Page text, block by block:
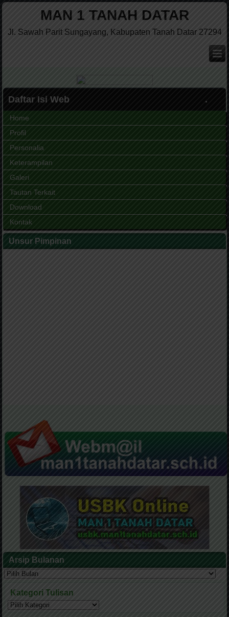
MAN 1 TANAH DATAR
Jl. Sawah Parit Sungayang, Kabupaten Tanah Datar 27294
Daftar Isi Web
Home
Profil
Personalia
Keterampilan
Galeri
Tautan Terkait
Download
Kontak
Unsur Pimpinan
Arsip Bulanan
Arsip
Bulanan
Kategori Tulisan
Kategori
Tulisan